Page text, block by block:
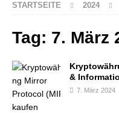
STARTSEITE 2024
Tag: 7. März
&
7. März 2024